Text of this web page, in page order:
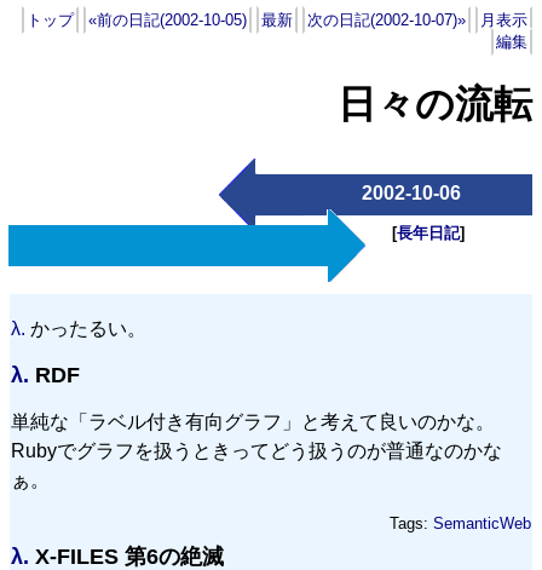
トップ «前の日記(2002-10-05) 最新 次の日記(2002-10-07)»
月表示
編集
日々の流転
2002-10-06
[長年日記]
λ. かったるい。
λ. RDF
単純な「ラベル付き有向グラフ」と考えて良いのかな。
Rubyでグラフを扱うときってどう扱うのが普通なのかな
ぁ。
Tags: SemanticWeb
λ. X-FILES 第6の絶滅